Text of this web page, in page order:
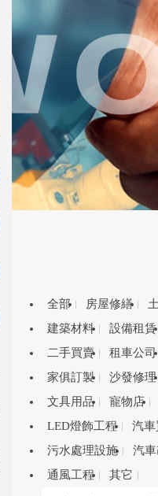
全部 房屋修繕
建築材料
設備租賃
二手買賣
租車公司
家俱訂製
沙發修理
文具用品
寵物店
LED燈飾工程
汽車
污水處理設施
汽
通風工程
其它